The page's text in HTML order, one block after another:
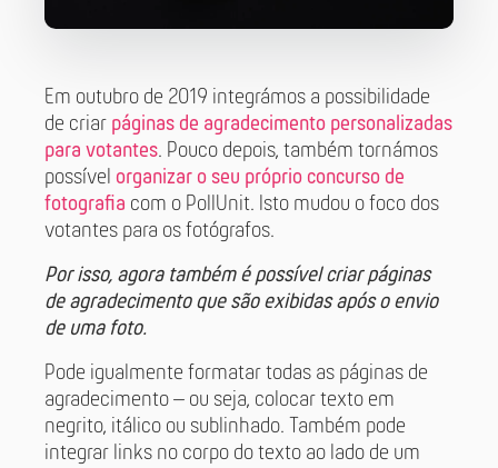
Em outubro de 2019 integrámos a possibilidade
de criar páginas de agradecimento personalizadas
para votantes. Pouco depois, também tornámos
possível organizar o seu próprio concurso de
fotografia com o PollUnit. Isto mudou o foco dos
votantes para os fotógrafos.
Por isso, agora também é possível criar páginas
de agradecimento que são exibidas após o envio
de uma foto.
Pode igualmente formatar todas as páginas de
agradecimento – ou seja, colocar texto em
negrito, itálico ou sublinhado. Também pode
integrar links no corpo do texto ao lado de um